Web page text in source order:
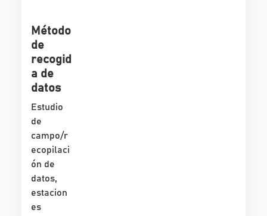
Método
de
recogid
a de
datos
Estudio
de
campo/r
ecopilaci
ón de
datos,
estacion
es